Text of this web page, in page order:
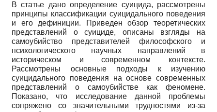
В статье дано определение суицида, рассмотрены
принципы классификации суицидального поведения
и его дефиниции. Приведен обзор теоретических
представлений о суициде, описаны взгляды на
самоубийство представителей философского и
психологического научных направлений в
историческом и современном контексте.
Рассмотрены основные подходы к изучению
суицидального поведения на основе современных
представлений о самоубийстве как феномене.
Показано, что исследование данной проблемы
сопряжено со значительными трудностями из-за